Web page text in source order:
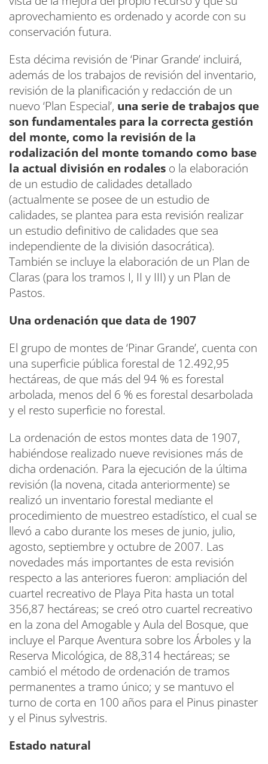
aprovechamiento es ordenado y acorde con su
conservación futura.
Esta décima revisión de ‘Pinar Grande’ incluirá,
además de los trabajos de revisión del inventario,
revisión de la planificación y redacción de un
nuevo ‘Plan Especial’, una serie de trabajos que
son fundamentales para la correcta gestión
del monte, como la revisión de la
rodalización del monte tomando como base
la actual división en rodales o la elaboración
de un estudio de calidades detallado
(actualmente se posee de un estudio de
calidades, se plantea para esta revisión realizar
un estudio definitivo de calidades que sea
independiente de la división dasocrática).
También se incluye la elaboración de un Plan de
Claras (para los tramos I, II y III) y un Plan de
Pastos.
Una ordenación que data de 1907
El grupo de montes de ‘Pinar Grande’, cuenta con
una superficie pública forestal de 12.492,95
hectáreas, de que más del 94 % es forestal
arbolada, menos del 6 % es forestal desarbolada
y el resto superficie no forestal.
La ordenación de estos montes data de 1907,
habiéndose realizado nueve revisiones más de
dicha ordenación. Para la ejecución de la última
revisión (la novena, citada anteriormente) se
realizó un inventario forestal mediante el
procedimiento de muestreo estadístico, el cual se
llevó a cabo durante los meses de junio, julio,
agosto, septiembre y octubre de 2007. Las
novedades más importantes de esta revisión
respecto a las anteriores fueron: ampliación del
cuartel recreativo de Playa Pita hasta un total
356,87 hectáreas; se creó otro cuartel recreativo
en la zona del Amogable y Aula del Bosque, que
incluye el Parque Aventura sobre los Árboles y la
Reserva Micológica, de 88,314 hectáreas; se
cambió el método de ordenación de tramos
permanentes a tramo único; y se mantuvo el
turno de corta en 100 años para el Pinus pinaster
y el Pinus sylvestris.
Estado natural